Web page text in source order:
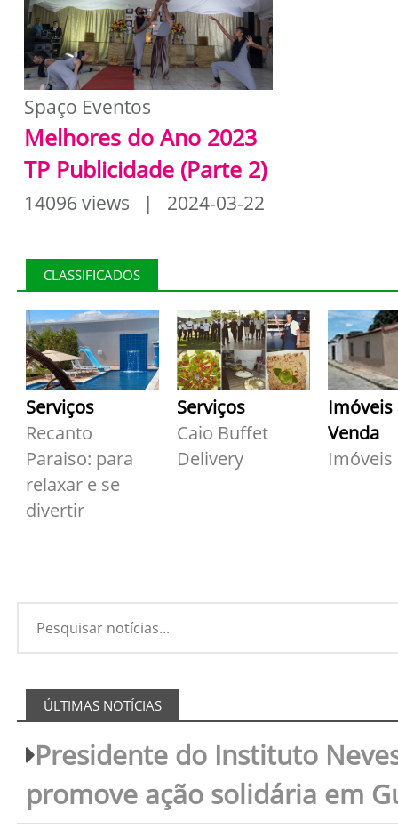
Spaço Eventos
Melhores do Ano 2023
TP Publicidade (Parte 2)
14096 views | 2024-03-22
CLASSIFICADOS
Serviços
Recanto
Paraiso: para
relaxar e se
divertir
Serviços
Caio Buffet
Delivery
Imóveis
Venda
Imóveis
ÚLTIMAS NOTÍCIAS
Presidente do Instituto
promove ação solidária em